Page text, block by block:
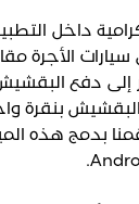
داخل
الأجرة
إلى دفع
بنقرة
بدمج هذه